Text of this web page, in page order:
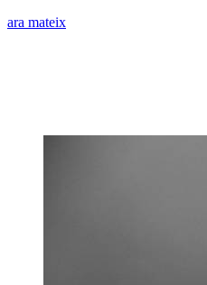
ara mateix